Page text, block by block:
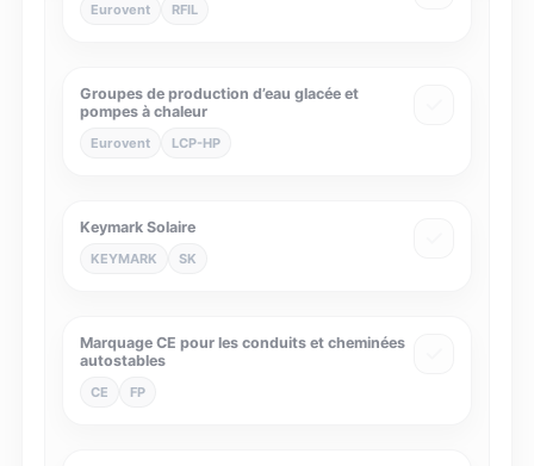
Eurovent RFIL
Groupes de production d’eau glacée et
pompes à chaleur
Eurovent LCP-HP
Keymark Solaire
KEYMARK SK
Marquage CE pour les conduits et cheminées
autostables
CE FP